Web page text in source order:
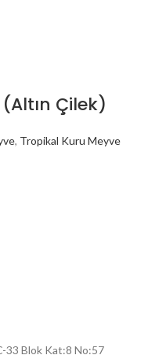
Çilek)
, Tropikal Kuru Meyve
33 Blok Kat:8 No:57